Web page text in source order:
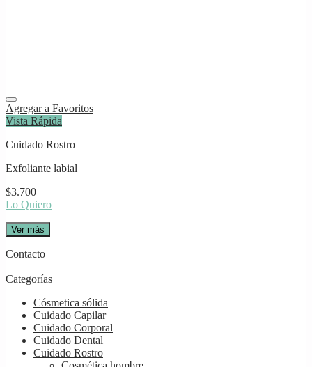
Agregar a Favoritos
Vista Rápida
Cuidado Rostro
Exfoliante labial
$3.700
Lo Quiero
Ver más
Contacto
Categorías
Cósmetica sólida
Cuidado Capilar
Cuidado Corporal
Cuidado Dental
Cuidado Rostro